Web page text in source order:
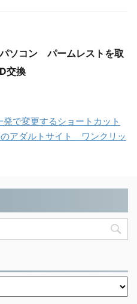
ソコン パームレストを取
交換
で変更するショートカット
アダルトサイト ワンクリッ